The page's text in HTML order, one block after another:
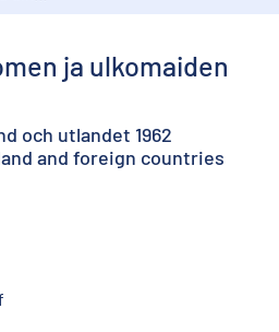
ja ulkomaiden
och utlandet 1962
and foreign countries